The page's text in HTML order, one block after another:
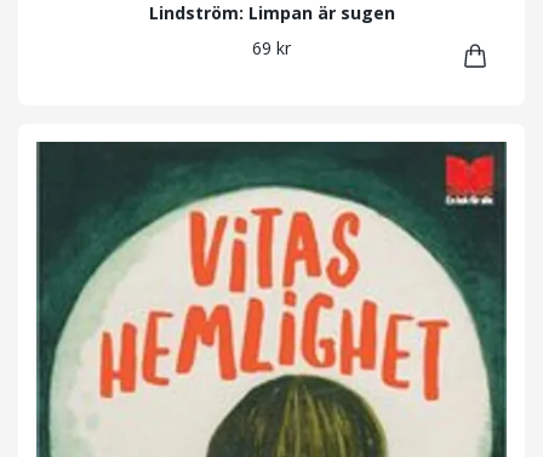
Lindström: Limpan är sugen
69 kr